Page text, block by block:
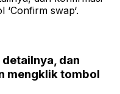
detailnya, dan
mengklik tombol